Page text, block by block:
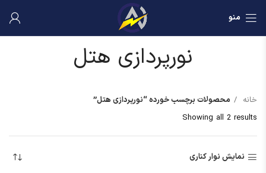
منو
نورپردازی هتل
خانه
محصولات برچسب خورده “نورپردازی هتل”
Showing all 2 results
نمایش نوار کناری